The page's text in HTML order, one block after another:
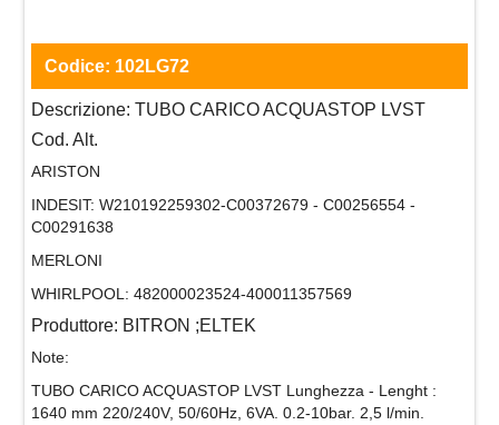
Codice: 102LG72
Descrizione: TUBO CARICO ACQUASTOP LVST
Cod. Alt.
ARISTON
INDESIT: W210192259302-C00372679 - C00256554 -
C00291638
MERLONI
WHIRLPOOL: 482000023524-400011357569
Produttore: BITRON ;ELTEK
Note:
TUBO CARICO ACQUASTOP LVST Lunghezza - Lenght :
1640 mm 220/240V, 50/60Hz, 6VA. 0.2-10bar. 2,5 l/min.